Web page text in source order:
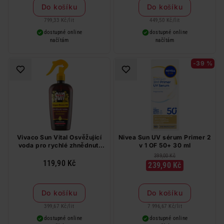
Do košíku
799,33 Kč / lit
dostupné online
načítám
Do košíku
449,50 Kč / lit
dostupné online
načítám
Vivaco Sun Vital Osvěžující
voda pro rychlé zhnědnutí
119,90 Kč
Do košíku
399,67 Kč / lit
dostupné online
-39 %
Nivea Sun UV sérum Primer 2
v 1 OF 50+ 30 ml
399,00 Kč
239,90 Kč
Do košíku
7 996,67 Kč/ lit
dostupné online